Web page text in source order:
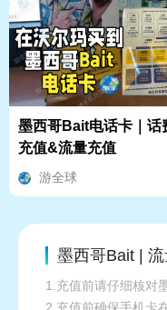
墨西哥Bait电话卡｜话
充值&流量充值
游全球
墨西哥Bait |
1.充值前请仔细核对